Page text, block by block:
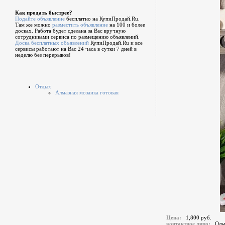
Как продать быстрее?
Подайте объявление бесплатно на КупиПродай.Ru.
Там же можно разместить объявление на 100 и более
досках. Работа будет сделана за Вас вручную
сотрудниками сервиса по размещению объявлений.
Доска бесплатных объявлений КупиПродай.Ru и все
сервисы работают на Вас 24 часа в сутки 7 дней в
неделю без перерывов!
Отдых
Алмазная мозаика готовая
Цена:
1,800 руб.
контактное лицо: